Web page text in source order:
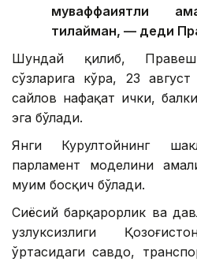
муваффақиятли
тилайман, — деди
Шундай қилиб,
сўзларига кўра, 23
сайлов нафақат ички, балки
эга бўлади.
Янги Курултойнинг
парламент моделини
муҳим босқич бўлади.
Сиёсий барқарорлик ва
узлуксизлиги
ўртасидаги савдо,